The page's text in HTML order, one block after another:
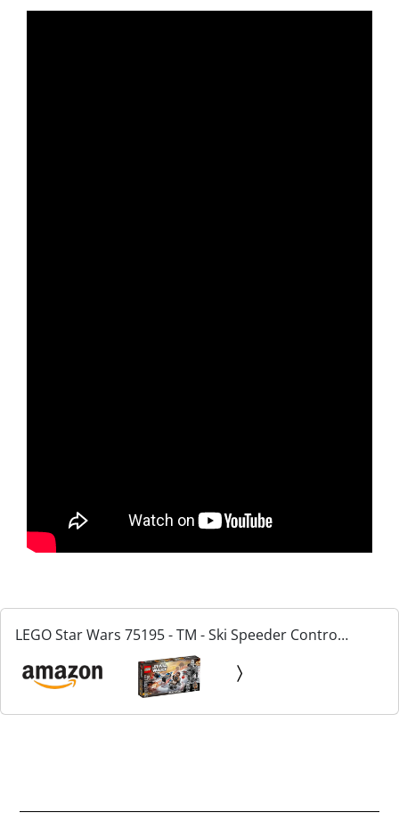
LEGO Star Wars 75195 - TM - Ski Speeder Contro
Microfighter First Order Walker